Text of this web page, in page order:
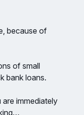
because of
of small
bank loans.
immediately